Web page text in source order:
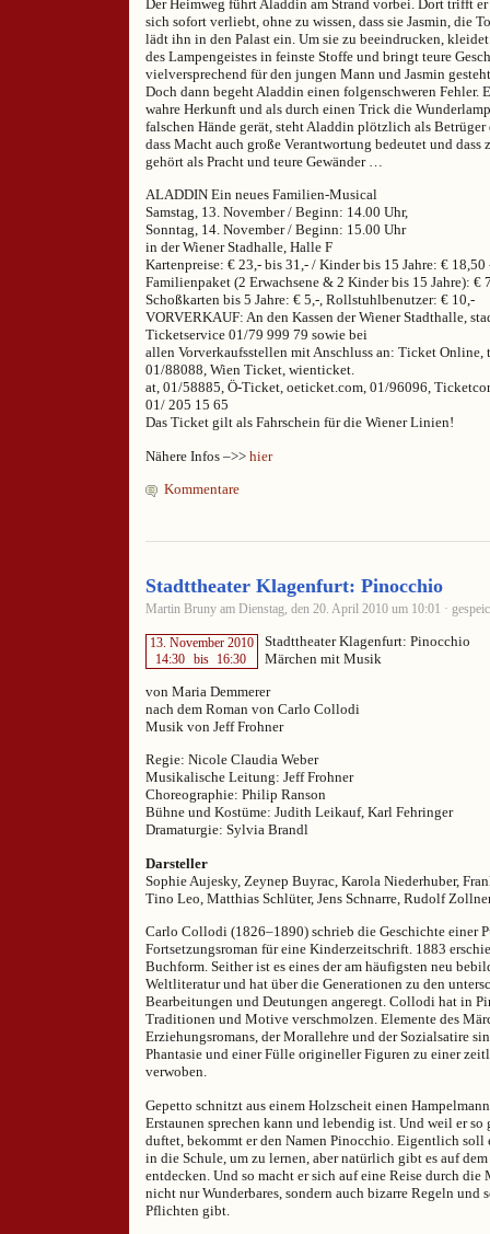
Der Heimweg führt Aladdin am Strand vorbei. Dort trifft
sich sofort verliebt, ohne zu wissen, dass sie Jasmin, die
lädt ihn in den Palast ein. Um sie zu beeindrucken,
des Lampengeistes in feinste Stoffe und bringt teure
vielversprechend für den jungen Mann und Jasmin
Doch dann begeht Aladdin einen folgenschweren Fehler.
wahre Herkunft und als durch einen Trick die
falschen Hände gerät, steht Aladdin plötzlich als Betrüger
dass Macht auch große Verantwortung bedeutet und dass
gehört als Pracht und teure Gewänder …
ALADDIN Ein neues Familien-Musical
Samstag, 13. November / Beginn: 14.00 Uhr,
Sonntag, 14. November / Beginn: 15.00 Uhr
in der Wiener Stadhalle, Halle F
Kartenpreise: € 23,- bis 31,- / Kinder bis 15 Jahre: € 18,50
Familienpaket (2 Erwachsene & 2 Kinder bis 15 Jahre): €
Schoßkarten bis 5 Jahre: € 5,-, Rollstuhlbenutzer: € 10,-
VORVERKAUF: An den Kassen der Wiener Stadthalle,
Ticketservice 01/79 999 79 sowie bei
allen Vorverkaufsstellen mit Anschluss an: Ticket
01/88088, Wien Ticket, wienticket.
at, 01/58885, Ö-Ticket, oeticket.com, 01/96096,
01/ 205 15 65
Das Ticket gilt als Fahrschein für die Wiener Linien!
Nähere Infos –>> hier
Kommentare
Stadttheater Klagenfurt: Pinocchio
Martin Bruny am Dienstag, den 20. April 2010 um 10:01 ·
13. November 2010
14:30 bis 16:30
Stadttheater Klagenfurt: Pinocchio
Märchen mit Musik
von Maria Demmerer
nach dem Roman von Carlo Collodi
Musik von Jeff Frohner
Regie: Nicole Claudia Weber
Musikalische Leitung: Jeff Frohner
Choreographie: Philip Ranson
Bühne und Kostüme: Judith Leikauf, Karl Fehringer
Dramaturgie: Sylvia Brandl
Darsteller
Sophie Aujesky, Zeynep Buyrac, Karola Niederhuber,
Tino Leo, Matthias Schlüter, Jens Schnarre, Rudolf
Carlo Collodi (1826–1890) schrieb die Geschichte einer
Fortsetzungsroman für eine Kinderzeitschrift. 1883
Buchform. Seither ist es eines der am häufigsten neu
Weltliteratur und hat über die Generationen zu den
Bearbeitungen und Deutungen angeregt. Collodi hat in
Traditionen und Motive verschmolzen. Elemente des
Erziehungsromans, der Morallehre und der Sozialsatire
Phantasie und einer Fülle origineller Figuren zu einer
verwoben.
Gepetto schnitzt aus einem Holzscheit einen
Erstaunen sprechen kann und lebendig ist. Und weil er
duftet, bekommt er den Namen Pinocchio. Eigentlich soll
in die Schule, um zu lernen, aber natürlich gibt es auf
entdecken. Und so macht er sich auf eine Reise durch die
nicht nur Wunderbares, sondern auch bizarre Regeln und
Pflichten gibt.